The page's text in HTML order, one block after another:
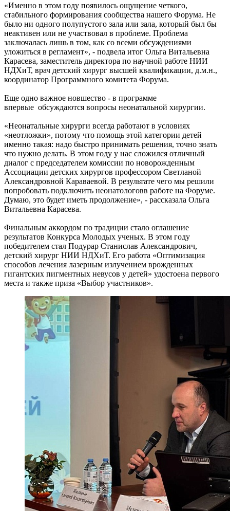
«Именно в этом году появилось ощущение четкого,
стабильного формирования сообщества нашего Форума. Не
было ни одного полупустого зала или зала, который был бы
неактивен или не участвовал в проблеме. Проблема
заключалась лишь в том, как со всеми обсуждениями
уложиться в регламент», - подвела итог Ольга Витальевна
Карасева, заместитель директора по научной работе НИИ
НДХиТ, врач детский хирург высшей квалификации, д.м.н.,
координатор Программного комитета Форума.
Еще одно важное новшество - в программе
впервые обсуждаются вопросы неонатальной хирургии.
«Неонатальные хирурги всегда работают в условиях
«неотложки», потому что помощь этой категории детей
именно такая: надо быстро принимать решения, точно знать
что нужно делать. В этом году у нас сложился отличный
диалог с председателем комиссии по новорожденным
Ассоциации детских хирургов профессором Светланой
Александровной Караваевой. В результате чего мы решили
попробовать подключить неонатологовв работе на Форуме.
Думаю, это будет иметь продолжение», - рассказала Ольга
Витальевна Карасева.
Финальным аккордом по традиции стало оглашение
результатов Конкурса Молодых ученых. В этом году
победителем стал Подурар Станислав Александрович,
детский хирург НИИ НДХиТ. Его работа «Оптимизация
способов лечения лазерным излучением врожденных
гигантских пигментных невусов у детей» удостоена первого
места и также приза «Выбор участников».